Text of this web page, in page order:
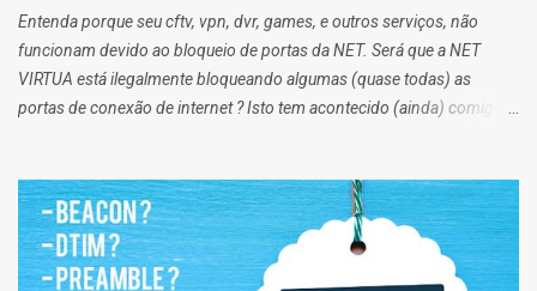
Entenda porque seu cftv, vpn, dvr, games, e outros serviços, não
funcionam devido ao bloqueio de portas da NET. Será que a NET
VIRTUA está ilegalmente bloqueando algumas (quase todas) as
portas de conexão de internet ? Isto tem acontecido (ainda) comigo
servidores via SSH (que pessoalmente odeio), e noto que em alguns
clientes eu consigo, e em outros não. Segundo a net, no plano
residencial as portas 21 e 22, 25, 53, 80, 110, 135, 136 a 139, 443,
445, 587, e 434, são bloqueadas para usuários de planos domésticos,